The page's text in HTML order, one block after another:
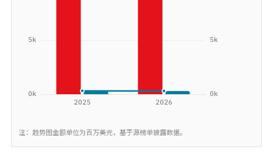
注：趋势图金额单位为百万美元，基于源榜单披露数据。